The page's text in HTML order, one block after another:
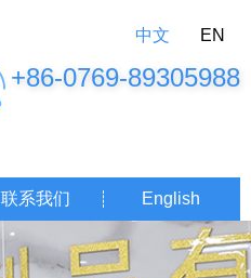
中文 EN
+86-0769-89305988
联系我们 English